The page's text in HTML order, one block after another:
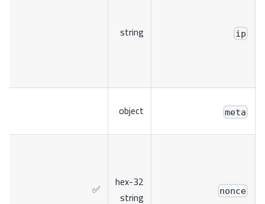
ip
string
meta
object
nonce
32-hex
string
✅